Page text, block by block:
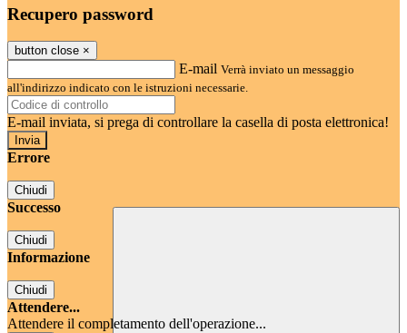
Recupero password
button close ×
E-mail Verrà inviato un messaggio
all'indirizzo indicato con le istruzioni necessarie.
E-mail inviata, si prega di controllare la casella di posta elettronica!
Errore
Chiudi
Successo
Chiudi
Informazione
Chiudi
Attendere...
Attendere il completamento dell'operazione...